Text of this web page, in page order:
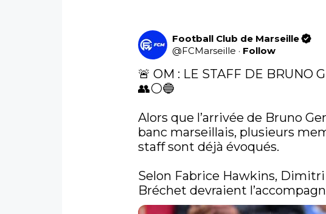
Football Club de Marseille
@FCMarseille · Follow
🚨 OM : LE STAFF DE BRUNO
👥⚪🔵
Alors que l’arrivée de Bruno
banc marseillais, plusieurs
staff sont déjà évoqués.
Selon Fabrice Hawkins,
Bréchet devraient